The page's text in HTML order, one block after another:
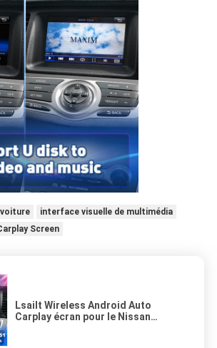
interface visuelle de multimédia
Screen
Lsailt Wireless Android Auto
Carplay écran pour le Nissan